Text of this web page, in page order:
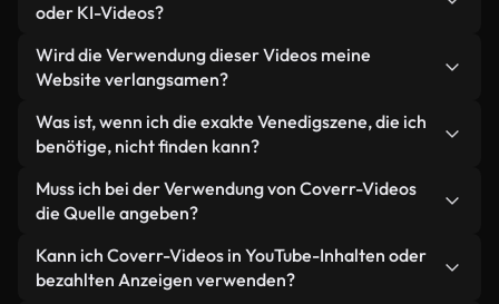
oder KI-Videos?
Beides. Es handelt sich um eine Hybridbibliothek
aus realen, von Menschen aufgenommenen
generierten Videos. Jedes Video ist eindeutig
beschriftet, sodass Sie immer wissen, was Sie
verwenden.
Wird die Verwendung dieser Videos meine
Website verlangsamen?
Nicht, wenn Sie unsere optimierten Versionen
wählen. Wir bieten schlanke, webfähige Formate,
wurden – so bleibt die Qualität hoch, während
gleichzeitig die Ladezeiten minimiert und
Kennzahlen wie LCP verbessert werden.
Was ist, wenn ich die exakte Venedigszene, die ich
benötige, nicht finden kann?
Mit Coverr AI Studio erstellen Sie im
Handumdrehen ein solches Video. Beschreiben Sie
Sonnenuntergang" – und das Studio generiert
innerhalb von Sekunden ein individuelles Video für
Muss ich bei der Verwendung von Coverr-Videos
die Quelle angeben?
Eine Namensnennung ist nicht erforderlich. Alle
Videos in unserer Stockbibliothek sind lizenzfrei
Kann ich Coverr-Videos in YouTube-Inhalten oder
bezahlten Anzeigen verwenden?